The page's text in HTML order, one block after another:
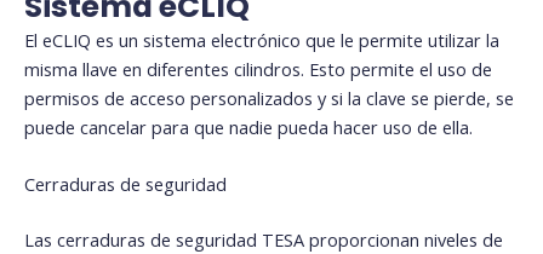
El eCLIQ es un sistema electrónico que le permite utilizar la
misma llave en diferentes cilindros. Esto permite el uso de
permisos de acceso personalizados y si la clave se pierde, se
puede cancelar para que nadie pueda hacer uso de ella.
Cerraduras de seguridad
Las cerraduras de seguridad TESA proporcionan niveles de